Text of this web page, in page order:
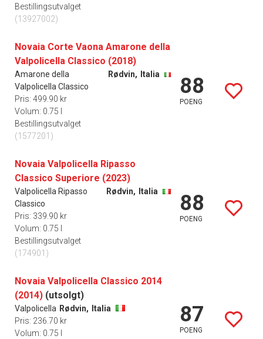
Bestillingsutvalget
(13927002)
Novaia Corte Vaona Amarone della
Valpolicella Classico (2018)
Amarone della
Valpolicella Classico
Rødvin, Italia
Pris: 499.90 kr
Volum: 0.75 l
Bestillingsutvalget
(1577201)
88
POENG
Novaia Valpolicella Ripasso
Classico Superiore (2023)
Valpolicella Ripasso
Classico
Rødvin, Italia
Pris: 339.90 kr
Volum: 0.75 l
Bestillingsutvalget
(174901)
88
POENG
Novaia Valpolicella Classico 2014
(2014) (utsolgt)
Valpolicella Rødvin,
Italia
Pris: 236.70 kr
Volum: 0.75 l
87
POENG